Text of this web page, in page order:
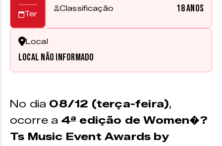
Ter
Classificação 18 anos
Local
Local não informado
No dia 08/12 (terça-feira),
ocorre a 4ª edição de Women�?
Ts Music Event Awards by